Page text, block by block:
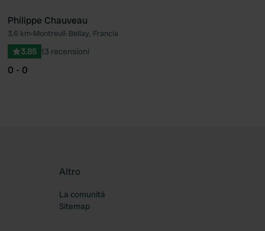
Philippe Chauveau
3,6 km•Montreuil-Bellay, Francia
3.85 13 recensioni
0 - 0
Altro
La comunità
Sitemap